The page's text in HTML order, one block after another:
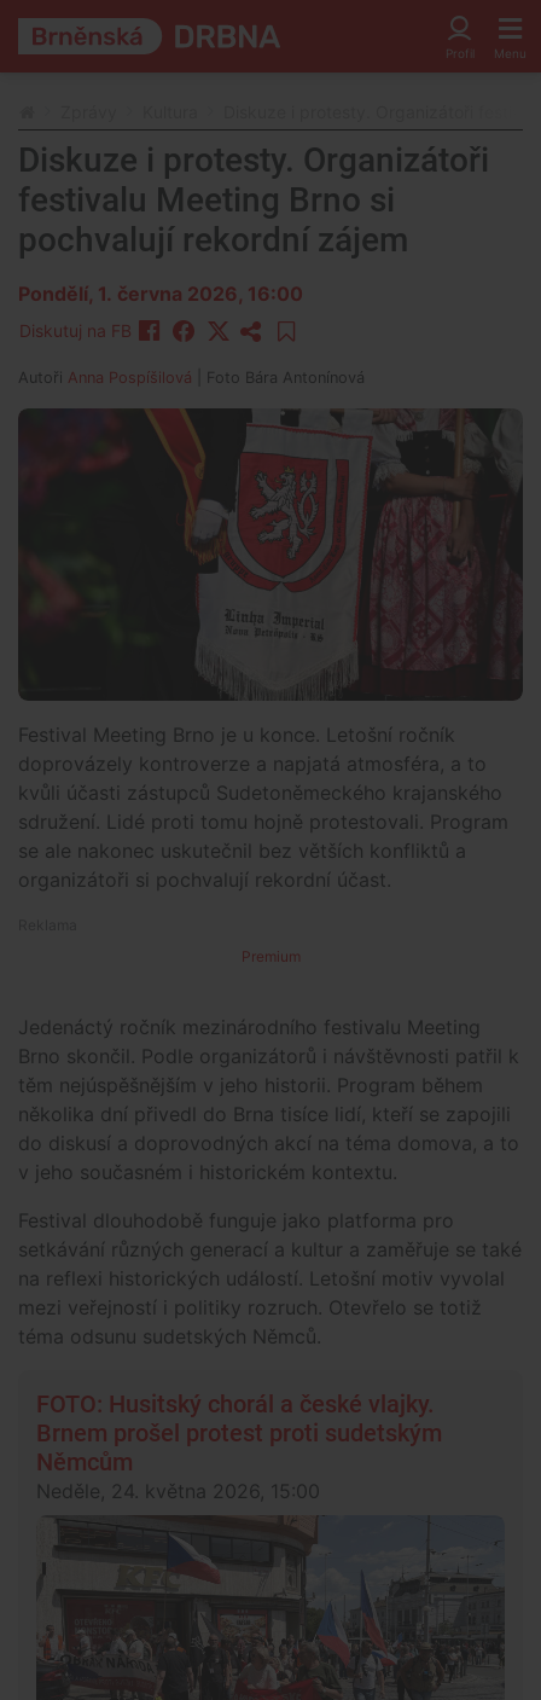
Diskuze i protesty. Organizátoři
festivalu Meeting Brno si
pochvalují rekordní zájem
Pondělí, 1. června 2026, 16:00
Diskutuj na FB
Autoři Anna Pospíšilová | Foto Bára Antonínová
Festival Meeting Brno je u konce. Letošní ročník
doprovázely kontroverze a napjatá atmosféra, a to
kvůli účasti zástupců Sudetoněmeckého krajanského
sdružení. Lidé proti tomu hojně protestovali. Program
se ale nakonec uskutečnil bez větších konfliktů a
organizátoři si pochvalují rekordní účast.
Premium
Jedenáctý ročník mezinárodního festivalu Meeting
Brno skončil. Podle organizátorů i návštěvnosti patřil k
těm nejúspěšnějším v jeho historii. Program během
několika dní přivedl do Brna tisíce lidí, kteří se zapojili
do diskusí a doprovodných akcí na téma domova, a to
v jeho současném i historickém kontextu.
Festival dlouhodobě funguje jako platforma pro
setkávání různých generací a kultur a zaměřuje se také
na reflexi historických událostí. Letošní motiv vyvolal
mezi veřejností i politiky rozruch. Otevřelo se totiž
téma odsunu sudetských Němců.
FOTO: Husitský chorál a české vlajky.
Brnem prošel protest proti sudetským
Němcům
Neděle, 24. května 2026, 15:00